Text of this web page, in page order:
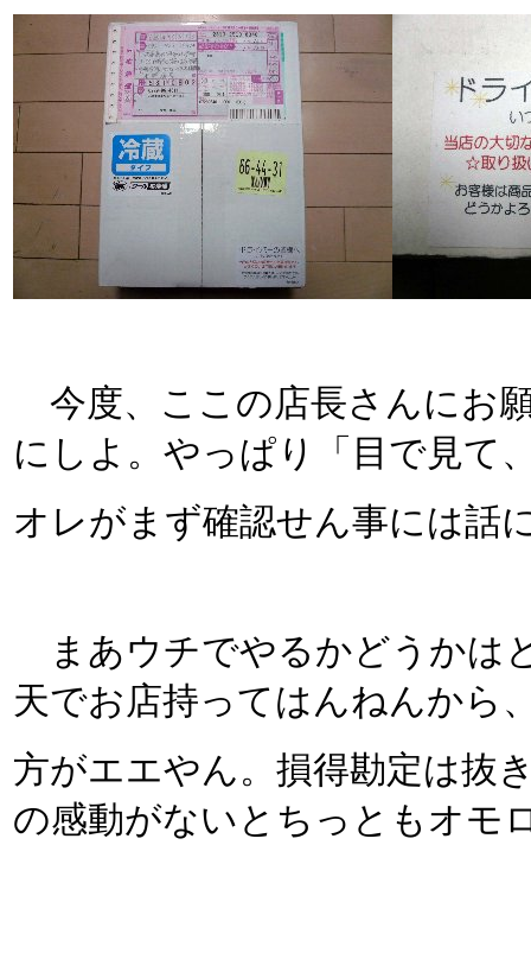
今度、ここの店長さんにお
にしよ。やっぱり「目で見て
オレがまず確認せん事には話
まあウチでやるかどうかは
天でお店持ってはんねんから
方がエエやん。損得勘定は抜
の感動がないとちっともオモ